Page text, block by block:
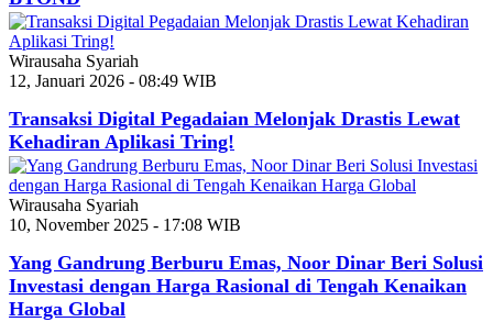
Wirausaha Syariah
12, Januari 2026 - 08:49 WIB
Transaksi Digital Pegadaian Melonjak Drastis Lewat
Kehadiran Aplikasi Tring!
Wirausaha Syariah
10, November 2025 - 17:08 WIB
Yang Gandrung Berburu Emas, Noor Dinar Beri Solusi
Investasi dengan Harga Rasional di Tengah Kenaikan
Harga Global